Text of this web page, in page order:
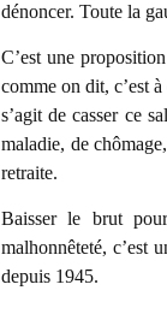
dénoncer. Toute la
C’est une
comme on dit, c’est
s’agit de casser ce
maladie, de
retraite.
Baisser le brut
malhonnêteté, c’est
depuis 1945.